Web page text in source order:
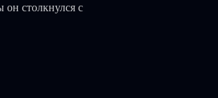
столкнулся с